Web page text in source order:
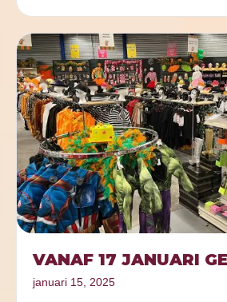
VANAF 17 JANUARI
januari 15, 2025